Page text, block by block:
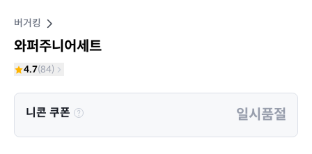
버거킹
와퍼주니어세트
4.7(84)
니콘 쿠폰 일시품절